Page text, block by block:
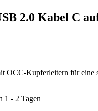
2.0 Kabel C
OCC-Kupferleitern für eine
1 - 2 Tagen